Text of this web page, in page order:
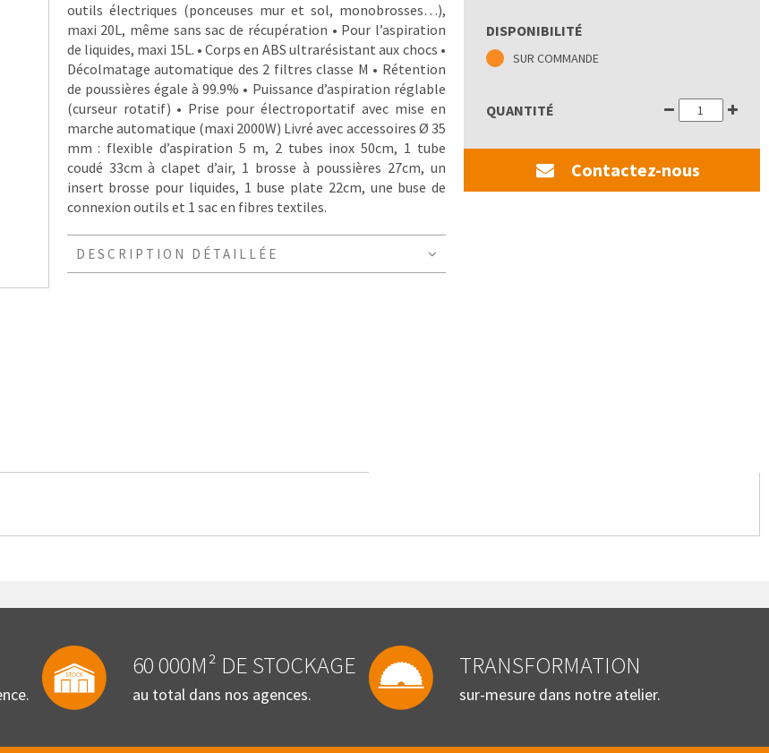
DISPONIBILITÉ
SUR COMMANDE
QUANTITÉ
Contactez-nous
outils électriques (ponceuses mur et sol, monobrosses…),
maxi 20L, même sans sac de récupération • Pour l’aspiration
de liquides, maxi 15L. • Corps en ABS ultrarésistant aux chocs •
Décolmatage automatique des 2 filtres classe M • Rétention
de poussières égale à 99.9% • Puissance d’aspiration réglable
(curseur rotatif) • Prise pour électroportatif avec mise en
marche automatique (maxi 2000W) Livré avec accessoires Ø 35
mm : flexible d’aspiration 5 m, 2 tubes inox 50cm, 1 tube
coudé 33cm à clapet d’air, 1 brosse à poussières 27cm, un
insert brosse pour liquides, 1 buse plate 22cm, une buse de
connexion outils et 1 sac en fibres textiles.
DESCRIPTION DÉTAILLÉE
60 000M² DE STOCKAGE
au total dans nos agences.
TRANSFORMATION
sur-mesure dans notre atelier.